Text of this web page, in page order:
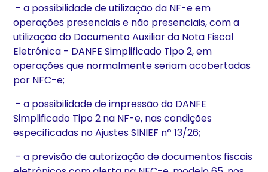
- a possibilidade de utilização da NF-e em
operações presenciais e não presenciais, com a
utilização do Documento Auxiliar da Nota Fiscal
Eletrônica - DANFE Simplificado Tipo 2, em
operações que normalmente seriam acobertadas
por NFC-e;
- a possibilidade de impressão do DANFE
Simplificado Tipo 2 na NF-e, nas condições
especificadas no Ajustes SINIEF nº 13/26;
- a previsão de autorização de documentos fiscais